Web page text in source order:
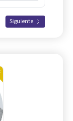
Siguiente